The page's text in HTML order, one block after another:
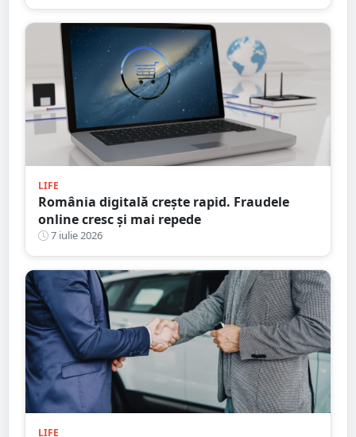
LIFE
România digitală crește rapid. Fraudele
online cresc și mai repede
7 iulie 2026
LIFE